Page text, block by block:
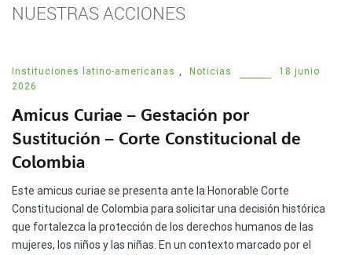
NUESTRAS ACCIONES
Instituciones latino-americanas Noticias
18 junio
2026
Amicus Curiae – Gestación por
Sustitución – Corte Constitucional de
Colombia
Este amicus curiae se presenta ante la Honorable Corte
Constitucional de Colombia para solicitar una decisión histórica
que fortalezca la protección de los derechos humanos de las
mujeres, los niños y las niñas. En un contexto marcado por el